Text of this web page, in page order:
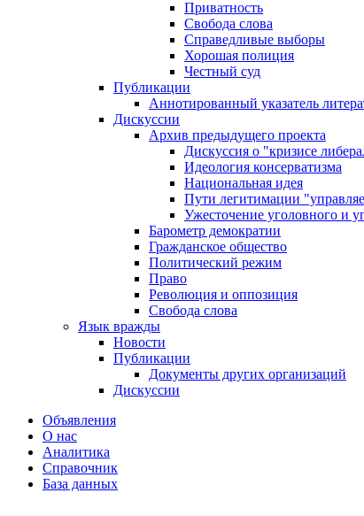
Приватность
Свобода слова
Справедливые выборы
Хорошая полиция
Честный суд
Публикации
Аннотированный указатель
Дискуссии
Архив предыдущего проекта
Дискуссия о "кризисе
Идеология консерватизма
Национальная идея
Пути легитимации
Ужесточение уголовного и
Барометр демократии
Гражданское общество
Политический режим
Право
Революция и оппозиция
Свобода слова
Язык вражды
Новости
Публикации
Документы других организаций
Дискуссии
Объявления
О нас
Аналитика
Справочник
База данных